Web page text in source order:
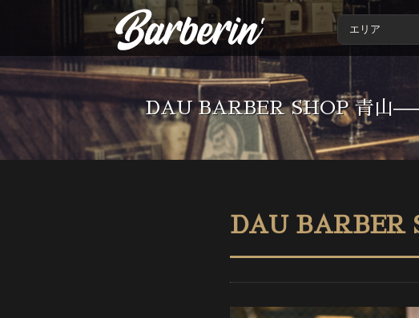
DAU BARBER SHOP 青山——
DAU BARBER